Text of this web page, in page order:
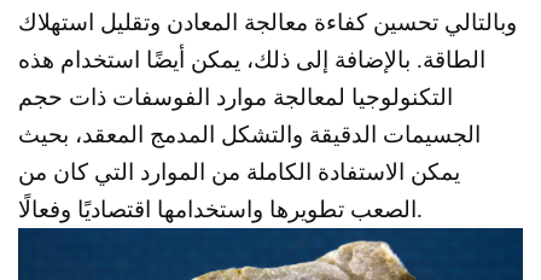
وبالتالي تحسين كفاءة معالجة المعادن وتقليل استهلاك
الطاقة. بالإضافة إلى ذلك، يمكن أيضًا استخدام هذه
التكنولوجيا لمعالجة موارد الفوسفات ذات حجم
الجسيمات الدقيقة والتشكل المدمج المعقد، بحيث
يمكن الاستفادة الكاملة من الموارد التي كان من
الصعب تطويرها واستخدامها اقتصاديًا وفعالًا.